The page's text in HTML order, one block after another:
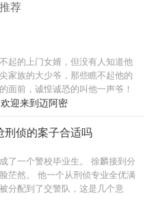
荐
起的上门女婿，但没有人知道他
家族的大少爷，那些瞧不起他的
面前，诚惶诚恐的叫他一声爷！
迎来到迈阿密
刑侦的案子合适吗
了一个警校毕业生。 徐麟接到分
茫然。 他一个从刑侦专业全优满
分配到了交警队，这是几个意